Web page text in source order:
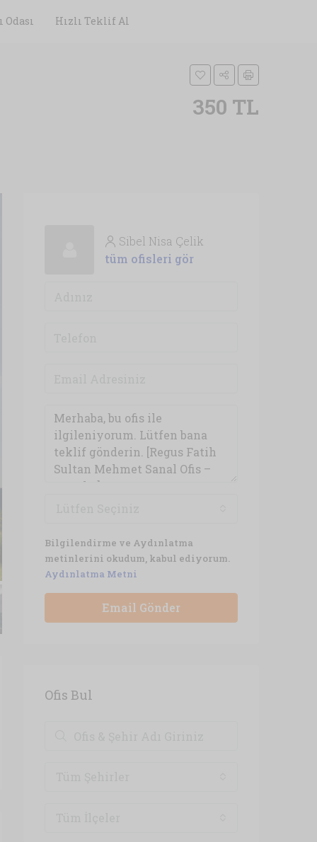
Odası Hızlı Teklif Al
350 TL
Sibel Nisa Çelik
tüm ofisleri gör
Bilgilendirme ve Aydınlatma
metinlerini okudum, kabul ediyorum.
Aydınlatma Metni
Email Gönder
Ofis Bul